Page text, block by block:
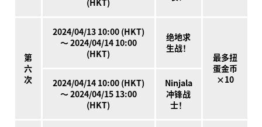
第
六
次
2024/04/13 10:00 (HKT)
～ 2024/04/14 10:00
(HKT)
绝地求
生战！
最多扭
蛋金币
×10
2024/04/14 10:00 (HKT)
～ 2024/04/15 13:00
(HKT)
Ninjala
冲锋战
士！